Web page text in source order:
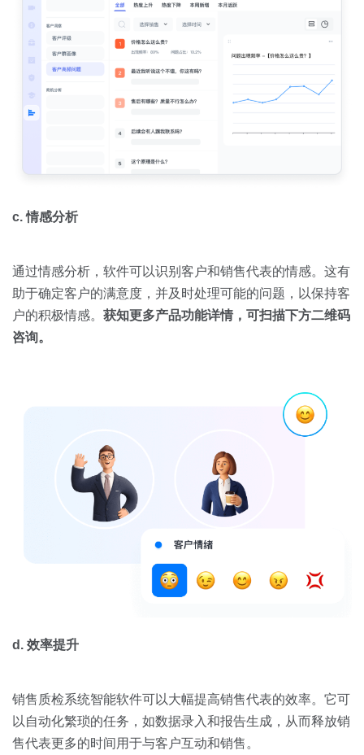
c. 情感分析
通过情感分析，软件可以识别客户和销售代表的情感。这有
助于确定客户的满意度，并及时处理可能的问题，以保持客
户的积极情感。 获知更多产品功能详情，可扫描下方二维码
咨询。
d. 效率提升
销售质检系统智能软件可以大幅提高销售代表的效率。它可
以自动化繁琐的任务，如数据录入和报告生成，从而释放销
售代表更多的时间用于与客户互动和销售。